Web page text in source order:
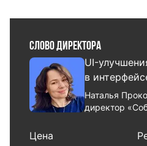
Слово директора
UI-
в
Наталья
директор
Цена